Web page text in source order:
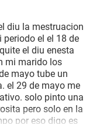
diu la mestruacion
el el 18 de
el diu enesta
mi marido los
mayo tube un
el 29 de mayo me
solo pinto una
pero solo en la
por eso digo es